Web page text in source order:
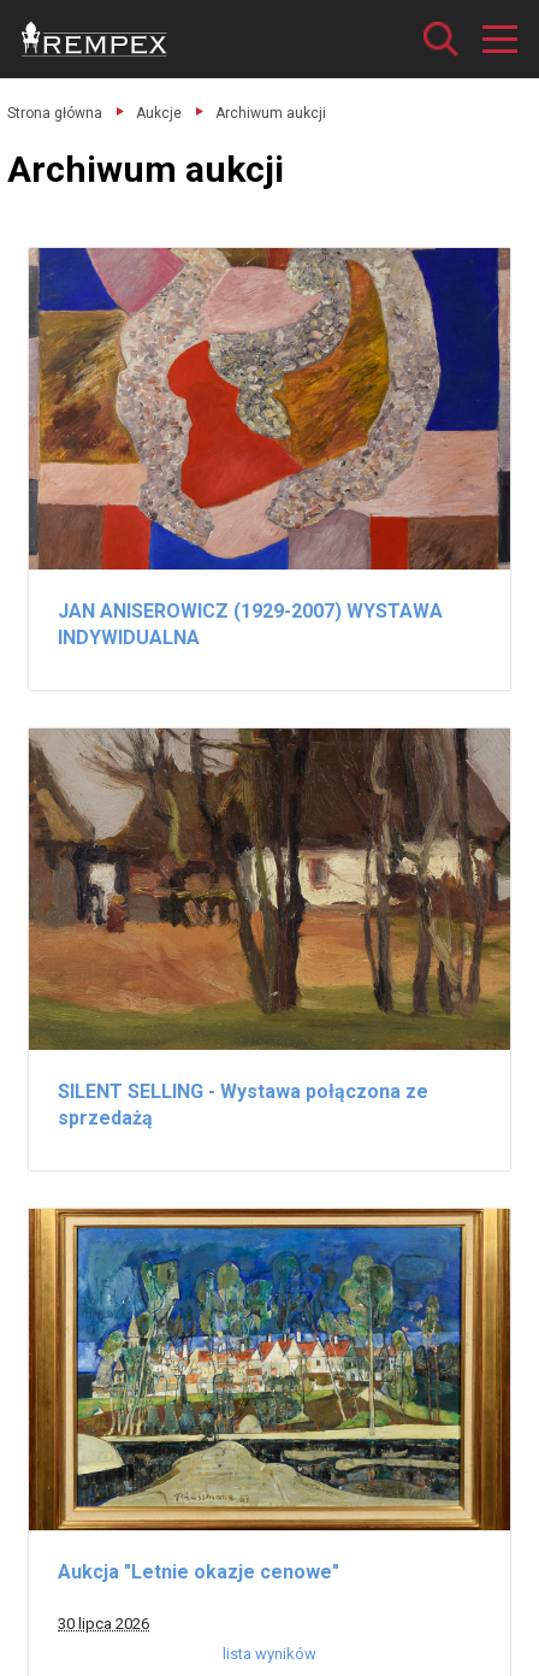
Strona główna Aukcje Archiwum aukcji
Archiwum aukcji
JAN ANISEROWICZ (1929-2007) WYSTAWA
INDYWIDUALNA
SILENT SELLING - Wystawa połączona ze
sprzedażą
Aukcja "Letnie okazje cenowe"
30 lipca 2026
lista wyników